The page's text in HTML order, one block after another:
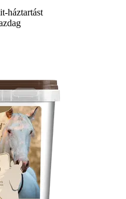
háztartást